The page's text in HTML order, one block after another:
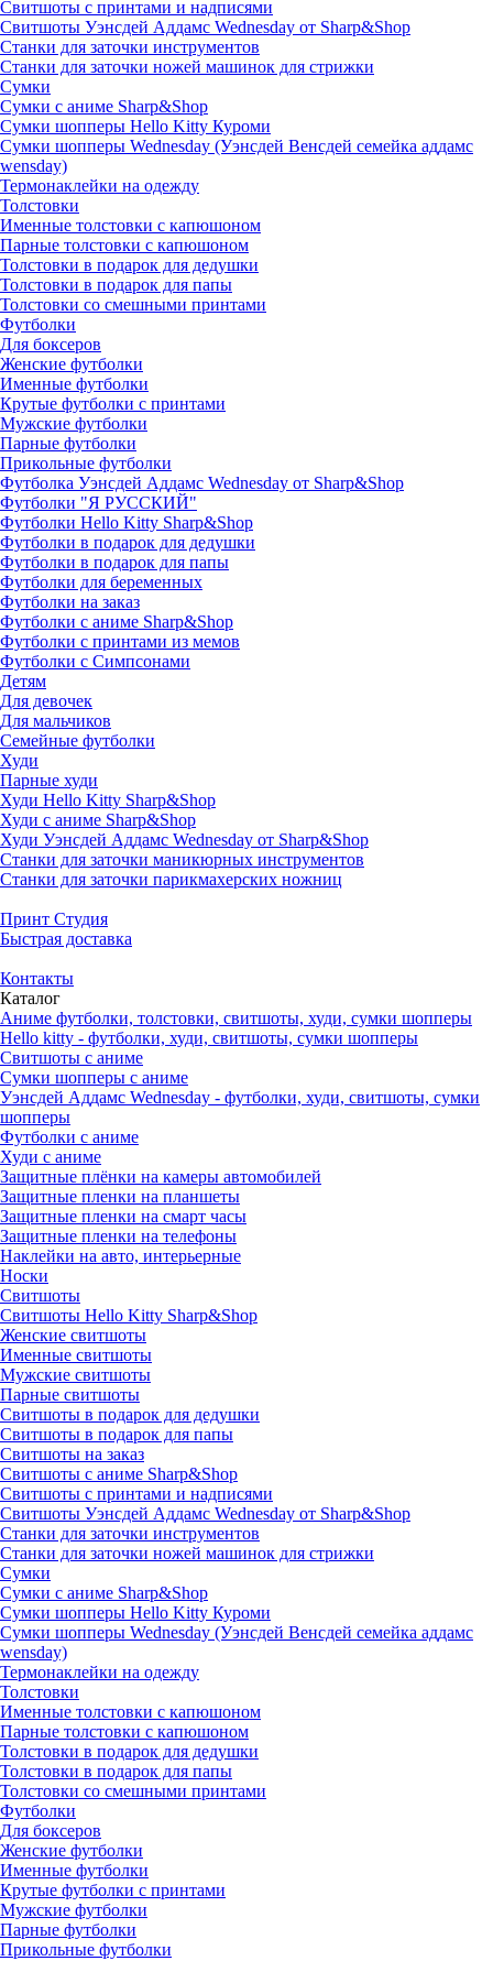
Свитшоты с принтами и надписями
Свитшоты Уэнсдей Аддамс Wednesday от Sharp&Shop
Станки для заточки инструментов
Станки для заточки ножей машинок для стрижки
Сумки
Сумки с аниме Sharp&Shop
Сумки шопперы Hello Kitty Куроми
Сумки шопперы Wednesday (Уэнсдей Венсдей семейка аддамс
wensday)
Термонаклейки на одежду
Толстовки
Именные толстовки с капюшоном
Парные толстовки с капюшоном
Толстовки в подарок для дедушки
Толстовки в подарок для папы
Толстовки со смешными принтами
Футболки
Для боксеров
Женские футболки
Именные футболки
Крутые футболки с принтами
Мужские футболки
Парные футболки
Прикольные футболки
Футболка Уэнсдей Аддамс Wednesday от Sharp&Shop
Футболки "Я РУССКИЙ"
Футболки Hello Kitty Sharp&Shop
Футболки в подарок для дедушки
Футболки в подарок для папы
Футболки для беременных
Футболки на заказ
Футболки с аниме Sharp&Shop
Футболки с принтами из мемов
Футболки с Симпсонами
Детям
Для девочек
Для мальчиков
Семейные футболки
Худи
Парные худи
Худи Hello Kitty Sharp&Shop
Худи с аниме Sharp&Shop
Худи Уэнсдей Аддамс Wednesday от Sharp&Shop
Станки для заточки маникюрных инструментов
Станки для заточки парикмахерских ножниц
Принт Студия
Быстрая доставка
Контакты
Каталог
Аниме футболки, толстовки, свитшоты, худи, сумки шопперы
Hello kitty - футболки, худи, свитшоты, сумки шопперы
Свитшоты с аниме
Сумки шопперы с аниме
Уэнсдей Аддамс Wednesday - футболки, худи, свитшоты, сумки
шопперы
Футболки с аниме
Худи с аниме
Защитные плёнки на камеры автомобилей
Защитные пленки на планшеты
Защитные пленки на смарт часы
Защитные пленки на телефоны
Наклейки на авто, интерьерные
Носки
Свитшоты
Cвитшоты Hello Kitty Sharp&Shop
Женские свитшоты
Именные свитшоты
Мужские свитшоты
Парные свитшоты
Свитшоты в подарок для дедушки
Свитшоты в подарок для папы
Свитшоты на заказ
Свитшоты с аниме Sharp&Shop
Свитшоты с принтами и надписями
Свитшоты Уэнсдей Аддамс Wednesday от Sharp&Shop
Станки для заточки инструментов
Станки для заточки ножей машинок для стрижки
Сумки
Сумки с аниме Sharp&Shop
Сумки шопперы Hello Kitty Куроми
Сумки шопперы Wednesday (Уэнсдей Венсдей семейка аддамс
wensday)
Термонаклейки на одежду
Толстовки
Именные толстовки с капюшоном
Парные толстовки с капюшоном
Толстовки в подарок для дедушки
Толстовки в подарок для папы
Толстовки со смешными принтами
Футболки
Для боксеров
Женские футболки
Именные футболки
Крутые футболки с принтами
Мужские футболки
Парные футболки
Прикольные футболки